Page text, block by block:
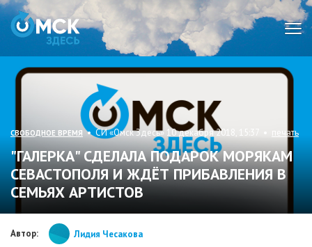
СВОБОДНОЕ ВРЕМЯ • СИ «Омск Здесь» 10 декабря 2018, 15:37 • печать
"ГАЛЕРКА" СДЕЛАЛА ПОДАРОК МОРЯКАМ
СЕВАСТОПОЛЯ И ЖДЁТ ПРИБАВЛЕНИЯ В
СЕМЬЯХ АРТИСТОВ
Автор: Лидия Чесакова